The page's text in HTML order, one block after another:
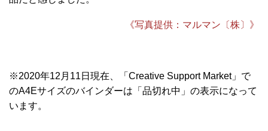
《写真提供：マルマン〔株〕》
※2020年12月11日現在、「Creative Support Market」で
のA4Eサイズのバインダーは「品切れ中」の表示になって
います。